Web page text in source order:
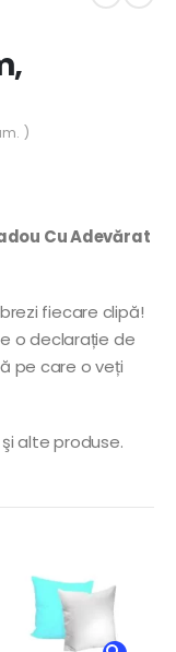
)
Cu Adevărat
fiecare clipă!
o declarație de
pe care o veți
alte produse.